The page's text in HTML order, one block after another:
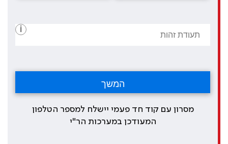
i
מסרון עם קוד חד פעמי יישלח למספר הטלפון
המעודכן במערכות הר"י